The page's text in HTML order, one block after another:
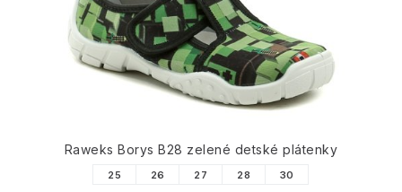
Raweks Borys B28 zelené detské plátenky
25 26 27 28 30